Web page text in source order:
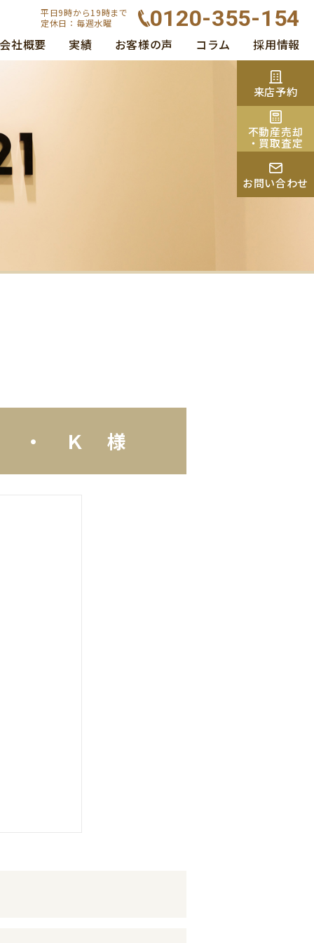
平日9時から19時まで
定休日：毎週水曜
0120-355-154
会社概要 実績 お客様の声 コラム 採用情報
来店予約
不動産売却
・買取査定
お問い合わせ
Ｔ ・ Ｋ 様